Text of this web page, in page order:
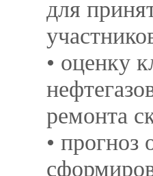
для
• оценку
ремонта
•